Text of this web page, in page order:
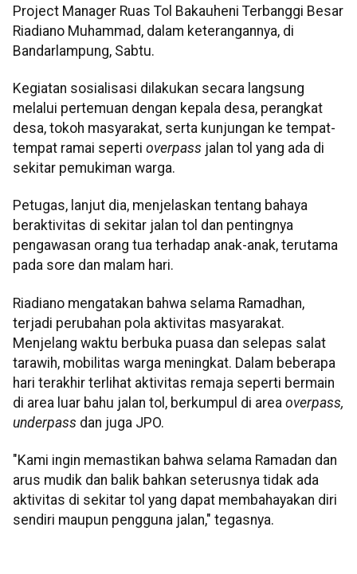
Project Manager Ruas Tol Bakauheni Terbanggi Besar
Riadiano Muhammad, dalam keterangannya, di
Bandarlampung, Sabtu.
Kegiatan sosialisasi dilakukan secara langsung
melalui pertemuan dengan kepala desa, perangkat
desa, tokoh masyarakat, serta kunjungan ke tempat-
tempat ramai seperti overpass jalan tol yang ada di
sekitar pemukiman warga.
Petugas, lanjut dia, menjelaskan tentang bahaya
beraktivitas di sekitar jalan tol dan pentingnya
pengawasan orang tua terhadap anak-anak, terutama
pada sore dan malam hari.
Riadiano mengatakan bahwa selama Ramadhan,
terjadi perubahan pola aktivitas masyarakat.
Menjelang waktu berbuka puasa dan selepas salat
tarawih, mobilitas warga meningkat. Dalam beberapa
hari terakhir terlihat aktivitas remaja seperti bermain
di area luar bahu jalan tol, berkumpul di area overpass,
underpass dan juga JPO.
"Kami ingin memastikan bahwa selama Ramadan dan
arus mudik dan balik bahkan seterusnya tidak ada
aktivitas di sekitar tol yang dapat membahayakan diri
sendiri maupun pengguna jalan," tegasnya.